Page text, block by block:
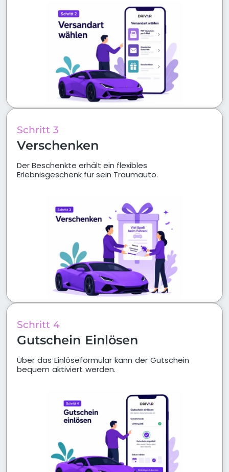
Schritt 3
Verschenken
Der Beschenkte erhält ein flexibles
Erlebnisgeschenk für sein Traumauto.
Schritt 4
Gutschein Einlösen
Über das Einlöseformular kann der Gutschein
bequem aktiviert werden.